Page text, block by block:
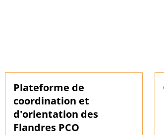
Plateforme de
coordination et
d'orientation des
Flandres PCO